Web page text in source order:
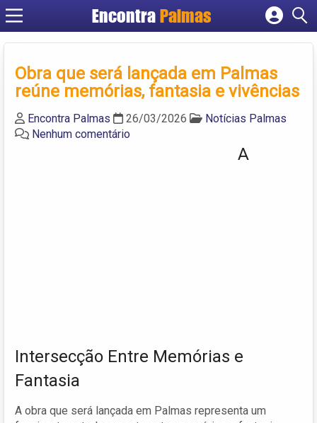
Encontra Palmas
Cadastrar empresa
Criar conta
Obra que será lançada em Palmas
reúne memórias, fantasia e vivências
Encontra Palmas 26/03/2026
Notícias Palmas
Nenhum comentário
A
Intersecção Entre Memórias e
Fantasia
A obra que será lançada em Palmas representa um